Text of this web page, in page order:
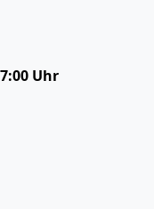
Uhr